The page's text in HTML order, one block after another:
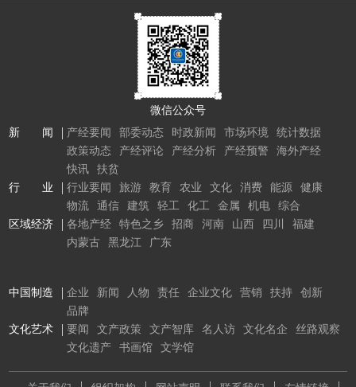
微信公众号
新 闻
产经要闻 部委动态 时政新闻 市场环境
统计数据
政策动态
产经评论 产经分析 产经预警
海外产经
快讯
扶贫
行 业
行业要闻 旅游 教育 农业 文化 消费 能源
健康
物流
通信 建筑 轻工 化工 金属 机电
综合
区域经济
各地产经 特色之乡 招商 河南 山西 四川
福建
内蒙古
黑龙江 广东
中国制造 企业 新闻 人物 责任 企业文化 营销 扶持
创新
品牌
文化艺术
要闻 文产政策 文产智库 名人访 文化名企
丝路观察
文化遗产
书画馆 文学馆